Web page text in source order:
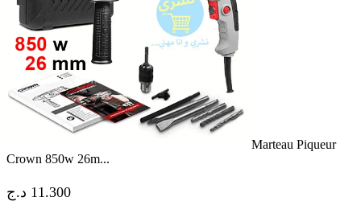
Marteau Piqueur
Crown 850w 26m...
11.300 د.ج